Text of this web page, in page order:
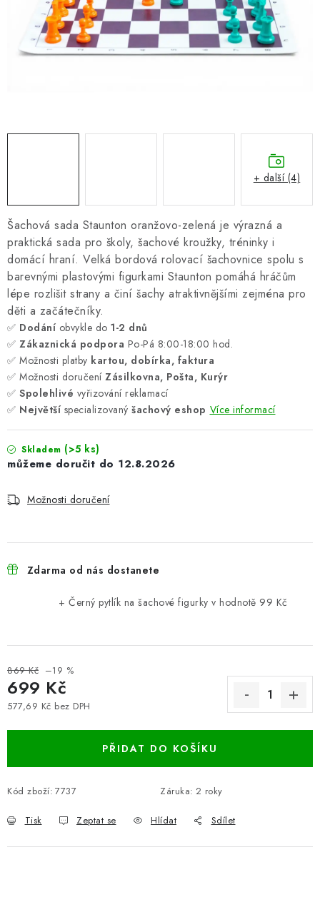
ŠACHOVÝ MERCH
Šachová sada Staunton oranžovo-zelená je výrazná a
praktická sada pro školy, šachové kroužky, tréninky i
domácí hraní. Velká bordová rolovací šachovnice spolu s
barevnými plastovými figurkami Staunton pomáhá hráčům
lépe rozlišit strany a činí šachy atraktivnějšími zejména pro
děti a začátečníky.
✅ Dodání obvykle do 1-2 dnů
✅ Zákaznická podpora Po-Pá 8:00-18:00 hod.
✅ Možnosti platby kartou, dobírka, faktura
✅ Možnosti doručení Zásilkovna, Pošta, Kurýr
✅ Spolehlivé vyřizování reklamací
✅ Největší specializovaný šachový eshop Více informací
Skladem (>5 ks)
12.8.2026
Možnosti doručení
Zdarma od nás dostanete
+ Černý pytlík na šachové figurky v hodnotě 99 Kč
869 Kč –19 %
699 Kč
577,69 Kč bez DPH
PŘIDAT DO KOŠÍKU
Kód zboží: 7737 Záruka: 2 roky
Tisk Zeptat se Hlídat Sdílet
+ další (4)